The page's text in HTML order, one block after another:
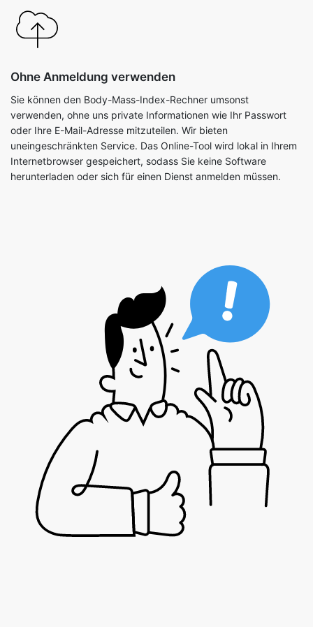
Ohne Anmeldung verwenden
Sie können den Body-Mass-Index-Rechner umsonst
verwenden, ohne uns private Informationen wie Ihr Passwort
oder Ihre E-Mail-Adresse mitzuteilen. Wir bieten
uneingeschränkten Service. Das Online-Tool wird lokal in Ihrem
Internetbrowser gespeichert, sodass Sie keine Software
herunterladen oder sich für einen Dienst anmelden müssen.